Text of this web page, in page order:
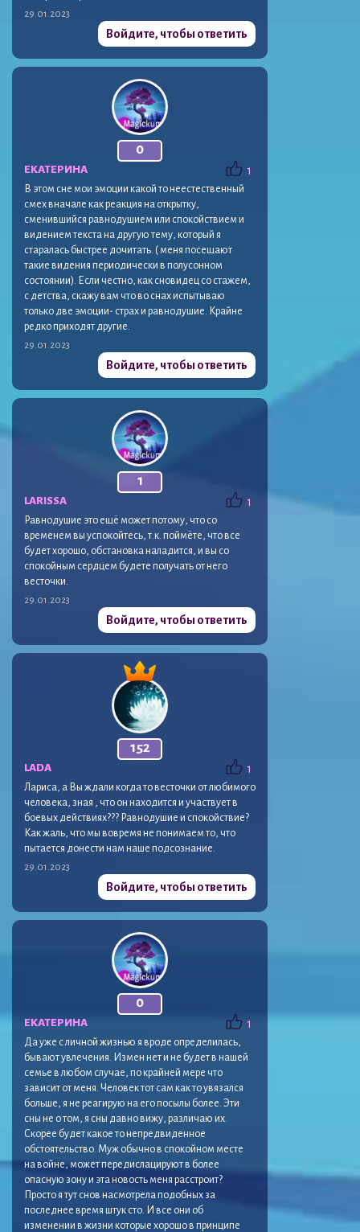
29.01.2023
Войдите, чтобы ответить
0
1
ЕКАТЕРИНА
В этом сне мои эмоции какой то неестественный
смех вначале как реакция на открытку,
сменившийся равнодушием или спокойствием и
видением текста на другую тему, который я
старалась быстрее дочитать. ( меня посещают
такие видения периодически в полусонном
состоянии). Если честно, как сновидец со стажем,
с детства, скажу вам что во снах испытываю
только две эмоции- страх и равнодушие. Крайне
редко приходят другие.
29.01.2023
Войдите, чтобы ответить
1
1
LARISSA
Равнодушие это ещё может потому, что со
временем вы успокойтесь, т.к. поймёте, что все
будет хорошо, обстановка наладится, и вы со
спокойным сердцем будете получать от него
весточки.
29.01.2023
Войдите, чтобы ответить
152
1
LADA
Лариса, а Вы ждали когда то весточки от любимого
человека, зная , что он находится и участвует в
боевых действиях??? Равнодушие и спокойствие?
Как жаль, что мы вовремя не понимаем то, что
пытается донести нам наше подсознание.
29.01.2023
Войдите, чтобы ответить
0
1
ЕКАТЕРИНА
Да уже с личной жизнью я вроде определилась,
бывают увлечения. Измен нет и не будет в нашей
семье в любом случае, по крайней мере что
зависит от меня. Человек тот сам как то увязался
больше, я не реагирую на его посылы более. Эти
сны не о том, я сны давно вижу, различаю их.
Скорее будет какое то непредвиденное
обстоятельство. Муж обычно в спокойном месте
на войне, может передислацируют в более
опасную зону и эта новость меня расстроит?
Просто я тут снов насмотрела подобных за
последнее время штук сто. И все они об
изменении в жизни которые хорошо в принципе